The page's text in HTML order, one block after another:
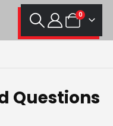
0
Questions